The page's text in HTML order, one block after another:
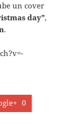
un cover
day”,
.
0